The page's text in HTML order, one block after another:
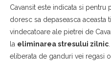
Cavansit este indicata si
doresc sa depaseasca aceasta
vindecatoare ale pietrei de
la eliminarea stresului zilnic
eliberata de ganduri vei regasi